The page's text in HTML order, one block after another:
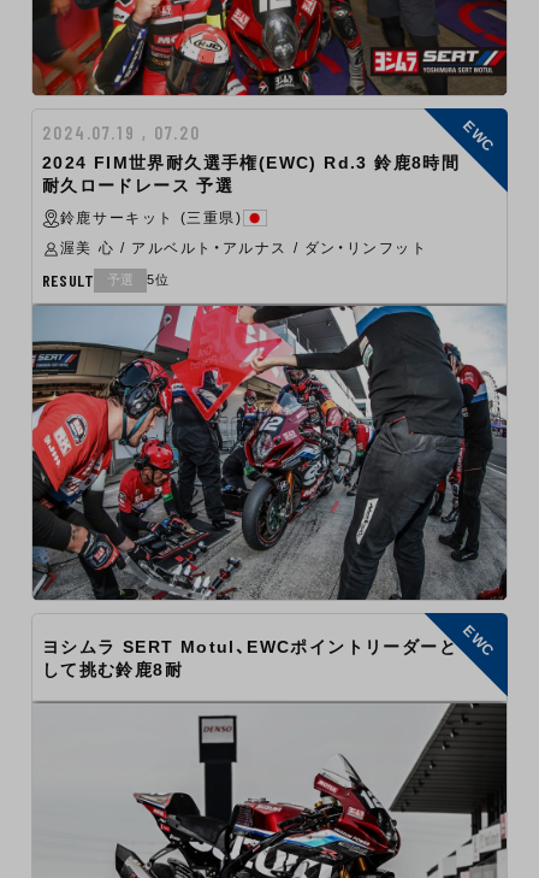
2024.07.19 , 07.20
2024 FIM世界耐久選手権(EWC) Rd.3 鈴鹿8時間
耐久ロードレース 予選
鈴鹿サーキット (三重県)
渥美 心 / アルベルト・アルナス / ダン・リンフット
RESULT 予選 5位
EWC
ヨシムラ SERT Motul、EWCポイントリーダーと
して挑む鈴鹿8耐
EWC